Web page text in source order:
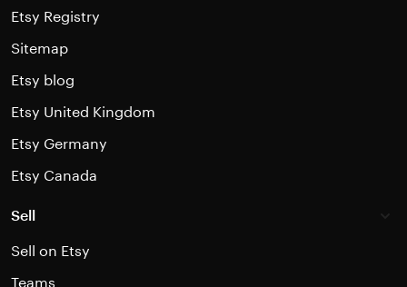
Etsy Registry
Sitemap
Etsy blog
Etsy United Kingdom
Etsy Germany
Etsy Canada
Sell
Sell on Etsy
Teams